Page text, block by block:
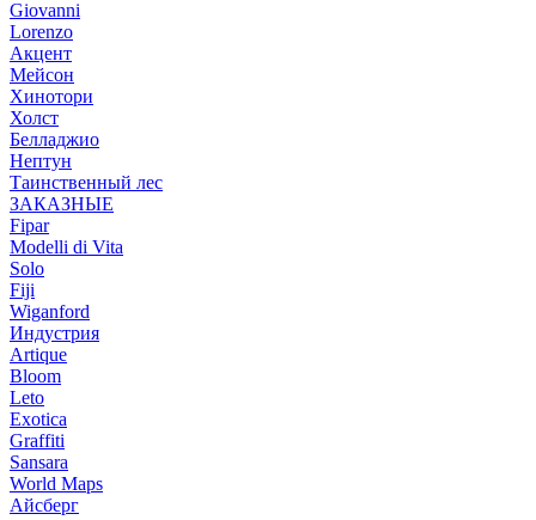
Giovanni
Lorenzo
Акцент
Мейсон
Хинотори
Холст
Белладжио
Нептун
Таинственный лес
ЗАКАЗНЫЕ
Fipar
Modelli di Vita
Solo
Fiji
Wiganford
Индустрия
Artique
Bloom
Leto
Exotica
Graffiti
Sansara
World Maps
Айсберг